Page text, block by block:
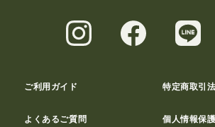
ご利用ガイド 特定商取引
よくあるご質問 個人情報保